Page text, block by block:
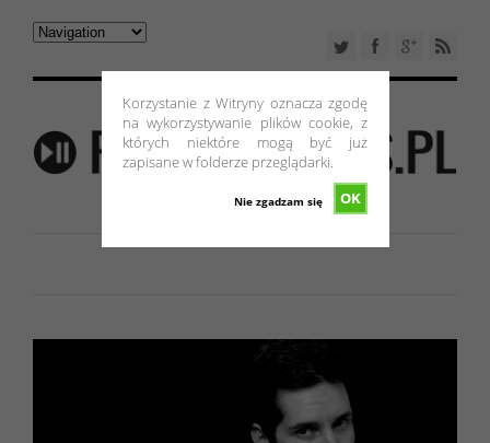
Korzystanie z Witryny oznacza zgodę
na wykorzystywanie plików cookie, z
których niektóre mogą być już
zapisane w folderze przeglądarki.
OK
Nie zgadzam się